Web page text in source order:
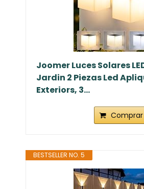
Joomer Luces Solares
Jardin 2 Piezas Led
Exteriors, 3...
BESTSELLER NO. 5